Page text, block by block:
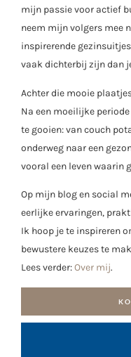
mijn passie voor actief
neem mijn volgers mee
inspirerende
vaak dichterbij zijn dan
Achter die mooie
Na een moeilijke
te gooien: van couch
onderweg naar een
vooral een leven waarin
Op mijn blog en social
eerlijke ervaringen,
Ik hoop je te inspireren
bewustere keuzes te
Lees verder:Over mij.